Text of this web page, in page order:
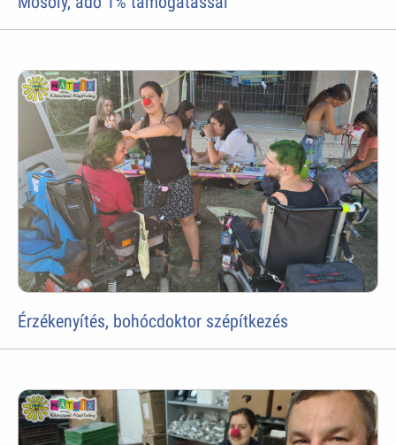
Érzékenyítés, bohócdoktor szépítkezés